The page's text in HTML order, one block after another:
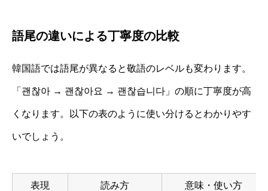
語尾の違いによる丁寧度の比較
韓国語では語尾が異なると敬語のレベルも変わります。
「괜찮아 → 괜찮아요 → 괜찮습니다」の順に丁寧度が高
くなります。以下の表のように使い分けるとわかりやす
いでしょう。
表現 読み方 意味・使い方